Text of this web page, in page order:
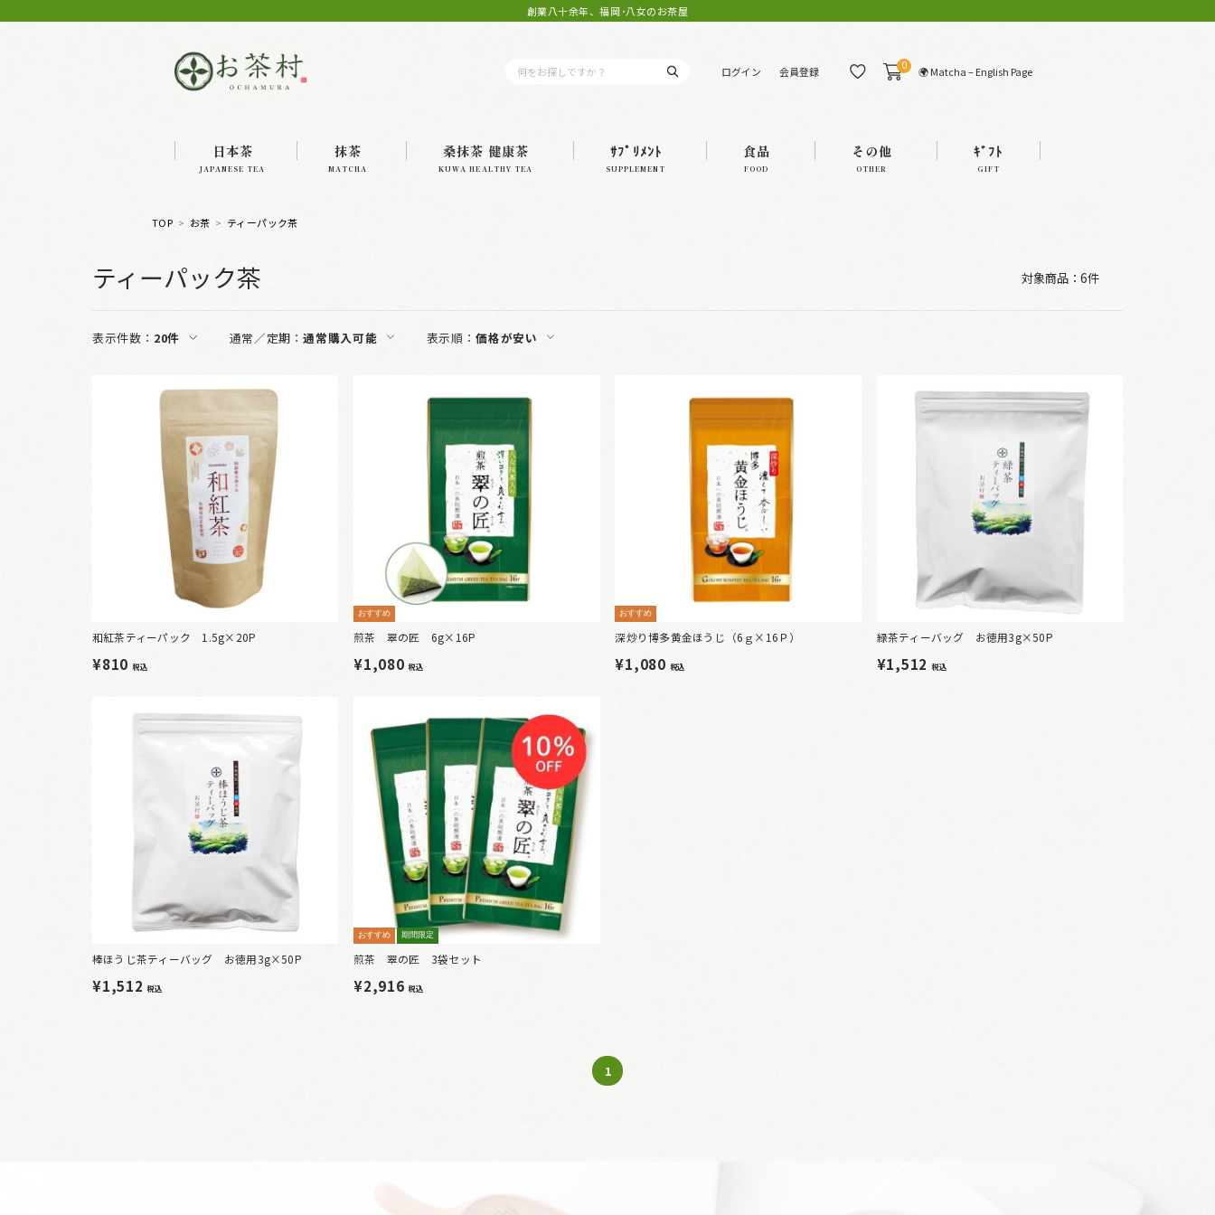
創業八十余年、福岡･八女のお茶屋
ログイン 会員登録 0 🌍 Matcha – English Page
日本茶
JAPANESE TEA
抹茶
MATCHA
桑抹茶 健康茶
KUWA HEALTHY TEA
ｻﾌﾟﾘﾒﾝﾄ
SUPPLEMENT
食品
FOOD
その他
OTHER
ｷﾞﾌﾄ
GIFT
TOP お茶 ティーパック茶
ティーパック茶 対象商品：6件
表示件数： 20件 通常／定期：通常購入可能 表示順：価格が安い
和紅茶ティーパック 1.5g×20P
¥810 税込
おすすめ
煎茶 翠の匠 6g×16P
¥1,080税込
おすすめ
深炒り博多黄金ほうじ（6ｇ×16Ｐ）
¥1,080 税込
緑茶ティーバッグ お徳用3g×50P
¥1,512 税込
棒ほうじ茶ティーバッグ お徳用3g×50P
¥1,512税込
おすすめ 期間限定
煎茶 翠の匠 3袋セット
¥2,916税込
1